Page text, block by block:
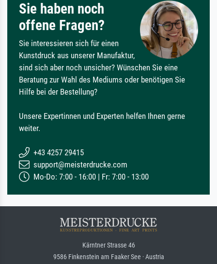
Sie haben noch
offene Fragen?
Sie interessieren sich für einen
Kunstdruck aus unserer Manufaktur,
sind sich aber noch unsicher? Wünschen Sie eine
Beratung zur Wahl des Mediums oder benötigen Sie
Hilfe bei der Bestellung?
Unsere Expertinnen und Experten helfen Ihnen gerne
weiter.
+43 4257 29415
support@meisterdrucke.com
Mo-Do: 7:00 - 16:00 | Fr: 7:00 - 13:00
Kärntner Strasse 46
9586 Finkenstein am Faaker See · Austria